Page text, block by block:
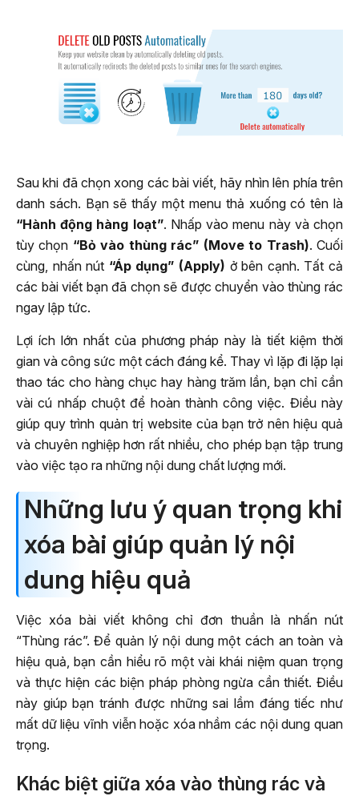
Sau khi đã chọn xong các bài viết, hãy nhìn lên phía trên
danh sách. Bạn sẽ thấy một menu thả xuống có tên là
“Hành động hàng loạt”. Nhấp vào menu này và chọn
tùy chọn “Bỏ vào thùng rác” (Move to Trash). Cuối
cùng, nhấn nút “Áp dụng” (Apply) ở bên cạnh. Tất cả
các bài viết bạn đã chọn sẽ được chuyển vào thùng rác
ngay lập tức.
Lợi ích lớn nhất của phương pháp này là tiết kiệm thời
gian và công sức một cách đáng kể. Thay vì lặp đi lặp lại
thao tác cho hàng chục hay hàng trăm lần, bạn chỉ cần
vài cú nhấp chuột để hoàn thành công việc. Điều này
giúp quy trình quản trị website của bạn trở nên hiệu quả
và chuyên nghiệp hơn rất nhiều, cho phép bạn tập trung
vào việc tạo ra những nội dung chất lượng mới.
Những lưu ý quan trọng khi
xóa bài giúp quản lý nội
dung hiệu quả
Việc xóa bài viết không chỉ đơn thuần là nhấn nút
“Thùng rác”. Để quản lý nội dung một cách an toàn và
hiệu quả, bạn cần hiểu rõ một vài khái niệm quan trọng
và thực hiện các biện pháp phòng ngừa cần thiết. Điều
này giúp bạn tránh được những sai lầm đáng tiếc như
mất dữ liệu vĩnh viễn hoặc xóa nhầm các nội dung quan
trọng.
Khác biệt giữa xóa vào thùng rác và